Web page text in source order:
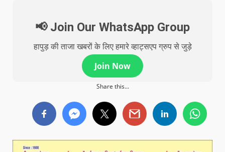
📢 Join Our WhatsApp Group
हापुड़ की ताजा खबरों के लिए हमारे व्हाट्सएप ग्रुप से जुड़े
Join Now
Share this...